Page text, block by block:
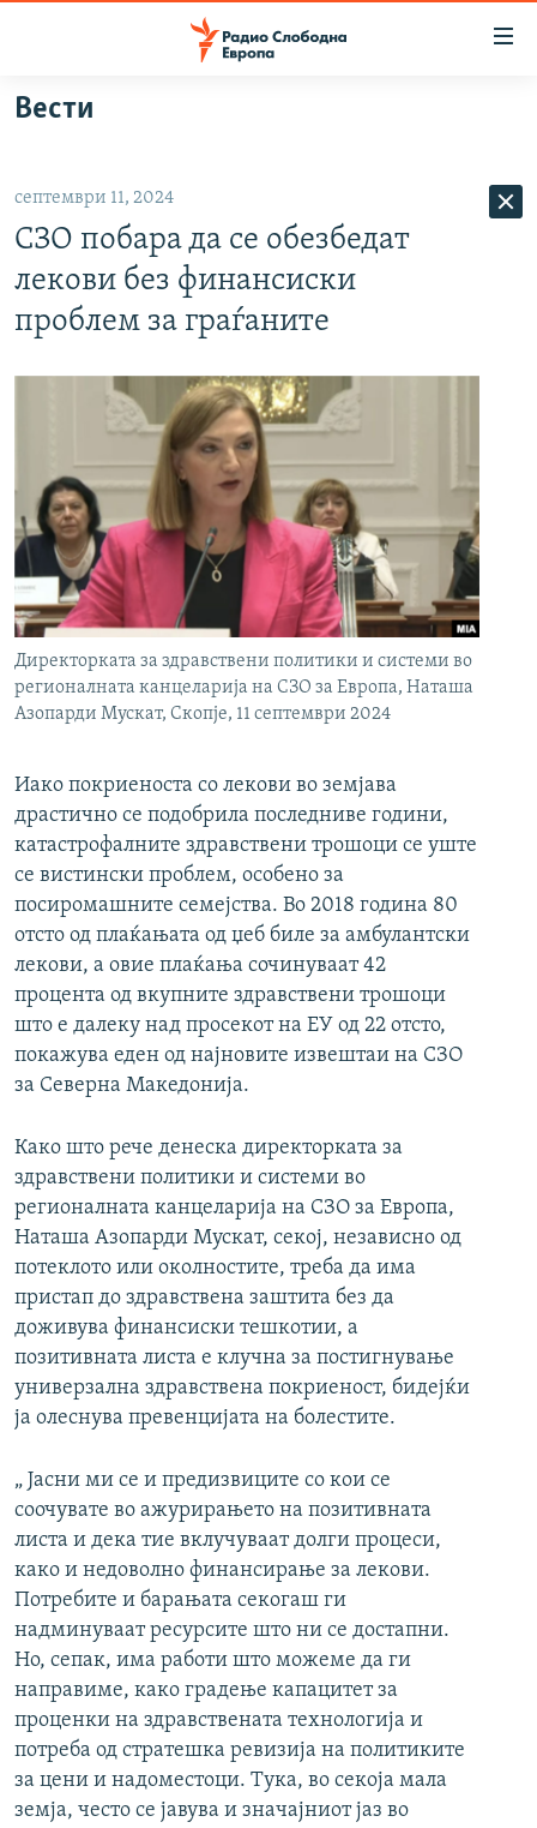
Оди
на
главната
навигација
Премини
на
ВИЗУЕЛНО
ШТО ТРЕБА ДА ЗНАЕТЕ
ПРИЈАВИ СЕ ЗА ЊУЗЛЕТЕР
ПОДКАСТ ЗОШТО?
РСЕ веб страници
Вести
септември 11, 2024
СЗО побара да се обезбедат
лекови без финансиски
проблем за граѓаните
Директорката за здравствени политики и системи во
регионалната канцеларија на СЗО за Европа, Наташа
Азопарди Мускат, Скопје, 11 септември 2024
Иако покриеноста со лекови во земјава
драстично се подобрила последниве години,
катастрофалните здравствени трошоци се уште
се вистински проблем, особено за
посиромашните семејства. Во 2018 година 80
отсто од плаќањата од џеб биле за амбулантски
лекови, а овие плаќања сочинуваат 42
процента од вкупните здравствени трошоци
што е далеку над просекот на ЕУ од 22 отсто,
покажува еден од најновите извештаи на СЗО
за Северна Македонија.
Како што рече денеска директорката за
здравствени политики и системи во
регионалната канцеларија на СЗО за Европа,
Наташа Азопарди Мускат, секој, независно од
потеклото или околностите, треба да има
пристап до здравствена заштита без да
доживува финансиски тешкотии, а
позитивната листа е клучна за постигнување
универзална здравствена покриеност, бидејќи
ја олеснува превенцијата на болестите.
„ Јасни ми се и предизвиците со кои се
соочувате во ажурирањето на позитивната
листа и дека тие вклучуваат долги процеси,
како и недоволно финансирање за лекови.
Потребите и барањата секогаш ги
надминуваат ресурсите што ни се достапни.
Но, сепак, има работи што можеме да ги
направиме, како градење капацитет за
проценки на здравствената технологија и
потреба од стратешка ревизија на политиките
за цени и надоместоци. Тука, во секоја мала
земја, често се јавува и значајниот јаз во